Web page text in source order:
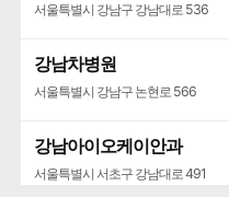
서울특별시 강남구 강남대로 536
강남차병원
서울특별시 강남구 논현로 566
강남아이오케이안과
서울특별시 서초구 강남대로 491